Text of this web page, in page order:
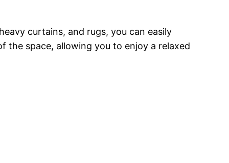
curtains, and rugs, you can easily
space, allowing you to enjoy a relaxed